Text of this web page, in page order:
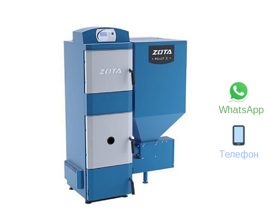
WhatsApp
Телефон